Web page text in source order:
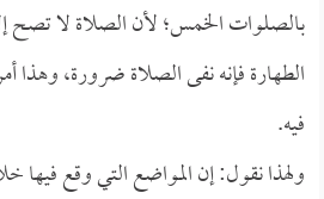
بالصلوات الخمس؛ لأن الصلاة لا تصح
الطهارة فإنه نفى الصلاة ضرورة، وهذا
فيه.
ولهذا نقول: إن المواضع التي وقع فيها